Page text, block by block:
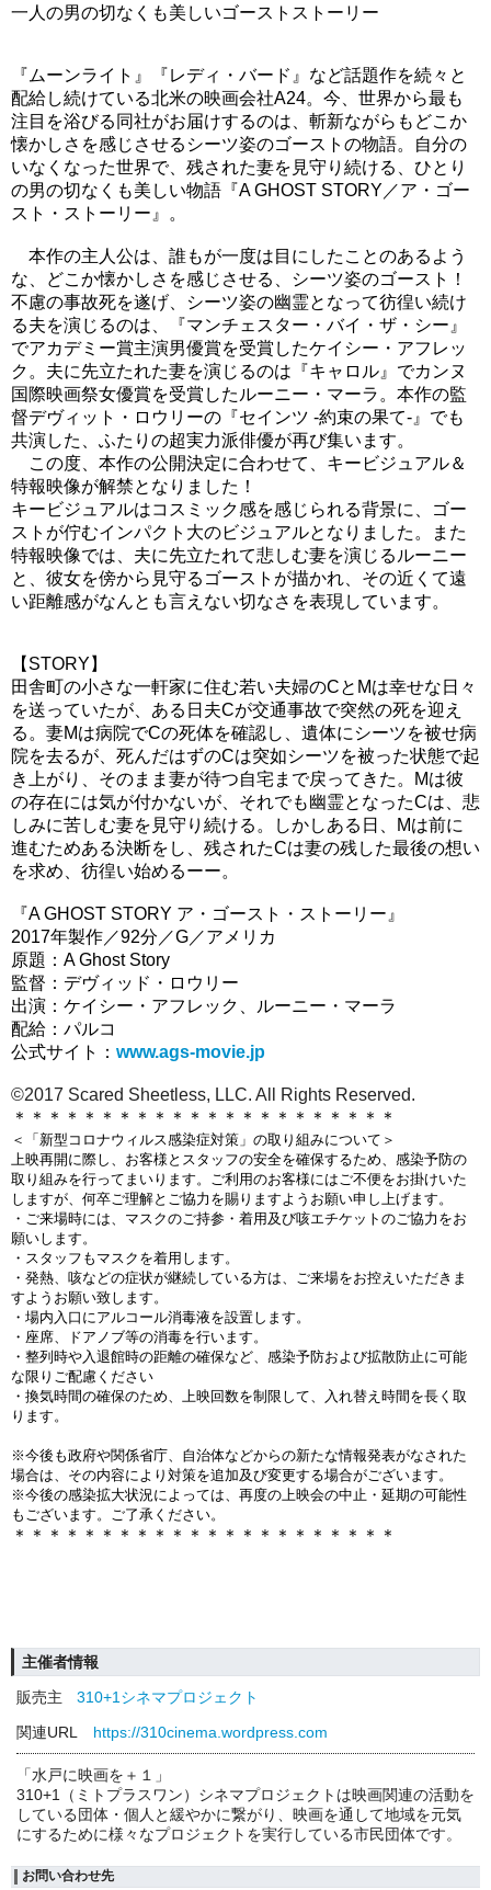
一人の男の切なくも美しいゴーストストーリー
『ムーンライト』『レディ・バード』など話題作を続々と
配給し続けている北米の映画会社A24。今、世界から最も
注目を浴びる同社がお届けするのは、斬新ながらもどこか
懐かしさを感じさせるシーツ姿のゴーストの物語。自分の
いなくなった世界で、残された妻を見守り続ける、ひとり
の男の切なくも美しい物語『A GHOST STORY／ア・ゴー
スト・ストーリー』。
本作の主人公は、誰もが一度は目にしたことのあるよう
な、どこか懐かしさを感じさせる、シーツ姿のゴースト！
不慮の事故死を遂げ、シーツ姿の幽霊となって彷徨い続け
る夫を演じるのは、『マンチェスター・バイ・ザ・シー』
でアカデミー賞主演男優賞を受賞したケイシー・アフレッ
ク。夫に先立たれた妻を演じるのは『キャロル』でカンヌ
国際映画祭女優賞を受賞したルーニー・マーラ。本作の監
督デヴィット・ロウリーの『セインツ -約束の果て-』でも
共演した、ふたりの超実力派俳優が再び集います。
この度、本作の公開決定に合わせて、キービジュアル＆
特報映像が解禁となりました！
キービジュアルはコスミック感を感じられる背景に、ゴー
ストが佇むインパクト大のビジュアルとなりました。また
特報映像では、夫に先立たれて悲しむ妻を演じるルーニー
と、彼女を傍から見守るゴーストが描かれ、その近くて遠
い距離感がなんとも言えない切なさを表現しています。
【STORY】
田舎町の小さな一軒家に住む若い夫婦のCとMは幸せな日々
を送っていたが、ある日夫Cが交通事故で突然の死を迎え
る。妻Mは病院でCの死体を確認し、遺体にシーツを被せ病
院を去るが、死んだはずのCは突如シーツを被った状態で起
き上がり、そのまま妻が待つ自宅まで戻ってきた。Mは彼
の存在には気が付かないが、それでも幽霊となったCは、悲
しみに苦しむ妻を見守り続ける。しかしある日、Mは前に
進むためある決断をし、残されたCは妻の残した最後の想い
を求め、彷徨い始めるーー。
『A GHOST STORY ア・ゴースト・ストーリー』
2017年製作／92分／G／アメリカ
原題：A Ghost Story
監督：デヴィッド・ロウリー
出演：ケイシー・アフレック、ルーニー・マーラ
配給：パルコ
公式サイト： www.ags-movie.jp
©2017 Scared Sheetless, LLC. All Rights Reserved.
＊＊＊＊＊＊＊＊＊＊＊＊＊＊＊＊＊＊＊＊＊＊
＜「新型コロナウィルス感染症対策」の取り組みについて＞
上映再開に際し、お客様とスタッフの安全を確保するため、感染予防の
取り組みを行ってまいります。ご利用のお客様にはご不便をお掛けいた
しますが、何卒ご理解とご協力を賜りますようお願い申し上げます。
・ご来場時には、マスクのご持参・着用及び咳エチケットのご協力をお
願いします。
・スタッフもマスクを着用します。
・発熱、咳などの症状が継続している方は、ご来場をお控えいただきま
すようお願い致します。
・場内入口にアルコール消毒液を設置します。
・座席、ドアノブ等の消毒を行います。
・ 整列時や入退館時の距離の確保など、感染予防および拡散防止に可能
な限りご配慮ください
・換気時間の確保のため、上映回数を制限して、入れ替え時間を長く取
ります。
※今後も政府や関係省庁、自治体などからの新たな情報発表がなされた
場合は、その内容により対策を追加及び変更する場合がございます。
※今後の感染拡大状況によっては、再度の上映会の中止・延期の可能性
もございます。ご了承ください。
＊＊＊＊＊＊＊＊＊＊＊＊＊＊＊＊＊＊＊＊＊＊
主催者情報
販売主
310+1シネマプロジェクト
関連URL
https://310cinema.wordpress.com
「水戸に映画を＋１」
310+1（ミトプラスワン）シネマプロジェクトは映画関連の活動を
している団体・個人と緩やかに繋がり、映画を通して地域を元気
にするために様々なプロジェクトを実行している市民団体です。
お問い合わせ先